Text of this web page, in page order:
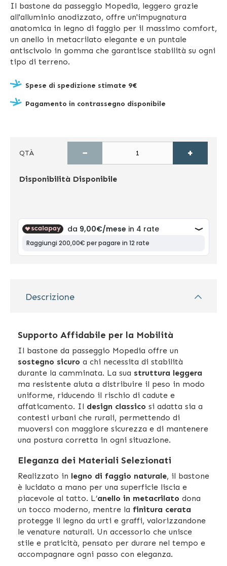
Il bastone da passeggio Mopedia, leggero grazie
all'alluminio anodizzato, offre un'impugnatura
anatomica in legno di faggio per il massimo comfort,
un anello in metacrilato elegante e un puntale
antiscivolo in gomma che garantisce stabilità su ogni
tipo di terreno.
Spese di spedizione stimate 9€
Pagamento in contrassegno disponibile
QTÀ − +
Disponibilità Disponibile
Descrizione
Supporto Affidabile per la Mobilità
Il bastone da passeggio Mopedia offre un
sostegno sicuro a chi necessita di stabilità
durante la camminata. La sua struttura leggera
ma resistente aiuta a distribuire il peso in modo
uniforme, riducendo il rischio di cadute e
affaticamento. Il design classico si adatta sia a
contesti urbani che rurali, permettendo di
muoversi con maggiore sicurezza e di mantenere
una postura corretta in ogni situazione.
Eleganza dei Materiali Selezionati
Realizzato in legno di faggio naturale, il bastone
è lucidato a mano per una superficie liscia e
piacevole al tatto. L’anello in metacrilato dona
un tocco moderno, mentre la finitura cerata
protegge il legno da urti e graffi, valorizzandone
le venature naturali. Un accessorio che unisce
stile e praticità, pensato per durare nel tempo e
accompagnare ogni passo con eleganza.